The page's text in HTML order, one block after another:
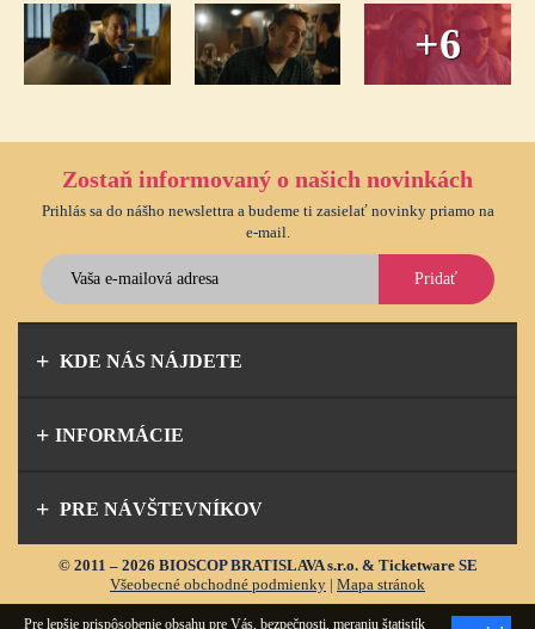
+6
Zostaň informovaný o našich novinkách
Prihlás sa do nášho newslettra a budeme ti zasielať novinky priamo na
e-mail.
Pridať
KDE NÁS NÁJDETE
INFORMÁCIE
PRE NÁVŠTEVNÍKOV
© 2011 – 2026 BIOSCOP BRATISLAVA s.r.o. & Ticketware SE
Všeobecné obchodné podmienky | Mapa stránok
Pre lepšie prispôsobenie obsahu pre Vás, bezpečnosti, meraniu štatistík